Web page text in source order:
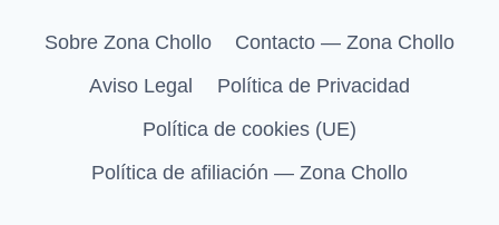
Sobre Zona Chollo
Contacto — Zona Chollo
Aviso Legal
Política de Privacidad
Política de cookies (UE)
Política de afiliación — Zona Chollo